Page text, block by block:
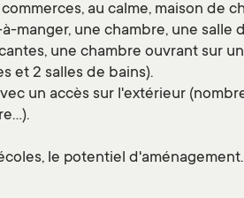
au calme, maison de
manger, une chambre, une salle
une chambre ouvrant sur
et 2 salles de bains).
un accès sur l'extérieur
le potentiel d'aménagement.